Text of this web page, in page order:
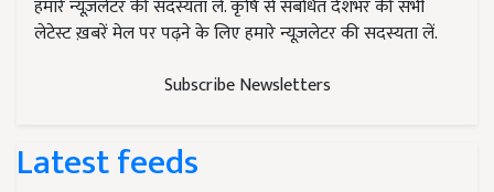
हमारे न्यूज़लेटर की सदस्यता लें. कृषि से संबंधित देशभर की सभी
लेटेस्ट ख़बरें मेल पर पढ़ने के लिए हमारे न्यूज़लेटर की सदस्यता लें.
Subscribe Newsletters
Latest feeds